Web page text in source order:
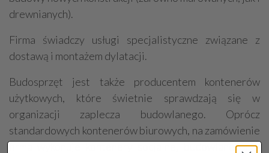
drewnianych).
Firma świadczy usługi specjalistyczne związane z
dostawą i montażem dylatacji.
Budosprzęt jest także producentem kontenerów
użytkowych, które świetnie sprawdzają się w
organizacji zaplecza budowlanego. Oprócz
standardowych kontenerów biurowych, na zamówienie
firma wykonuje kontenery socjalne, budowlane oraz